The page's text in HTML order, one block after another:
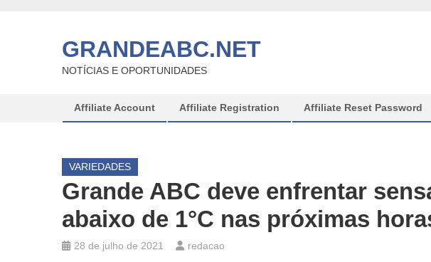
GRANDEABC.NET
NOTÍCIAS E OPORTUNIDADES
Affiliate Account Affiliate Registration Affiliate Reset Password
VARIEDADES
Grande ABC deve enfrentar
abaixo de 1°C nas próximas
28 de julho de 2021 redacao